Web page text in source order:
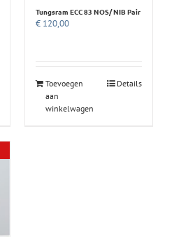
Tungsram ECC 83 NOS/ NIB Pair
€ 120,00
Toevoegen
aan
winkelwagen
Details